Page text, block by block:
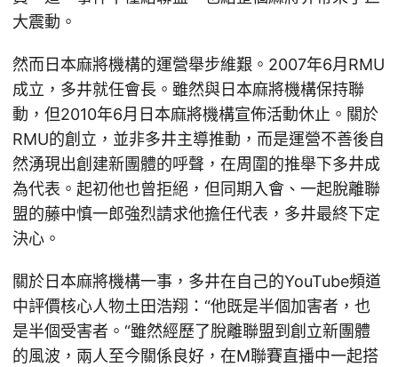
大震動。
然而日本麻將機構的運營舉步維艱。2007年6月RMU
成立，多井就任會長。雖然與日本麻將機構保持聯
動，但2010年6月日本麻將機構宣佈活動休止。關於
RMU的創立，並非多井主導推動，而是運營不善後自
然湧現出創建新團體的呼聲，在周圍的推舉下多井成
為代表。起初他也曾拒絕，但同期入會、一起脫離聯
盟的藤中慎一郎強烈請求他擔任代表，多井最終下定
決心。
關於日本麻將機構一事，多井在自己的YouTube頻道
中評價核心人物土田浩翔：“他既是半個加害者，也
是半個受害者。“雖然經歷了脫離聯盟到創立新團體
的風波，兩人至今關係良好，在M聯賽直播中一起搭